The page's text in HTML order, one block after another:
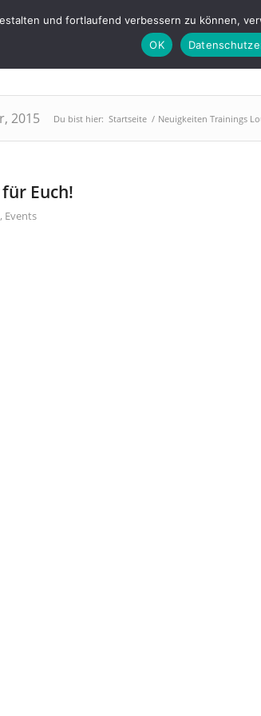
lounge.de
Training
2015 Du bist hier: Startseite / Neuigkeiten Trainings
Euch!
, Events
und fortlaufend verbessern zu können,
OK